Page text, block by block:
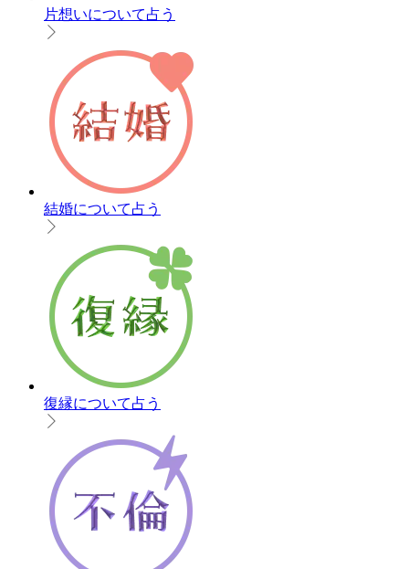
片想いについて占う
結婚について占う
復縁について占う